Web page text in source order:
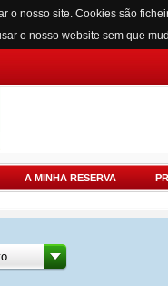
o nosso site. Cookies são
o nosso website sem que
A MINHA RESERVA